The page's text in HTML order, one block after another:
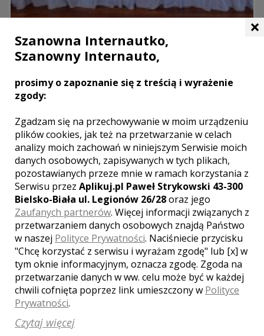
Restauracja NOWA Maja
Restauracja NOWA Maja oferuje wszystkim zainteresowanym
organizację imprez okolicznościowych. Posiadając duże
gwarantujemy Państwu wyśmienitą zabawę w nowoczesnych
wnętrzach.
W Restauracji NOWA Maja serwujemy Państwu
wyśmienite dania kuchni polskiej oraz wybrane potrawy
kuchni międzynarodowej.
parking
kuchnia
klimatyzacja
Liczba miejsc
150
×
Szanowna Internautko,
Szanowny Internauto,
prosimy o zapoznanie się z treścią i wyrażenie
zgody:
Zgadzam się na przechowywanie w moim urządzeniu
plików cookies, jak też na przetwarzanie w celach
analizy moich zachowań w niniejszym Serwisie moich
danych osobowych, zapisywanych w tych plikach,
pozostawianych przeze mnie w ramach korzystania z
Serwisu przez Aplikuj.pl Paweł Strykowski 43-300
Bielsko-Biała ul. Legionów 26/28oraz jego
Zaufanych partnerów. Więcej informacji związanych z
przetwarzaniem danych osobowych znajdą Państwo
w naszej Polityce Prywatności. Naciśniecie przycisku
"Chcę korzystać z serwisu i wyrażam zgodę" lub [x] w
tym oknie informacyjnym, oznacza zgodę. Zgoda na
przetwarzanie danych w ww. celu może być w każdej
chwili cofnięta poprzez link umieszczony w Polityce
Prywatności.
Czytaj więcej